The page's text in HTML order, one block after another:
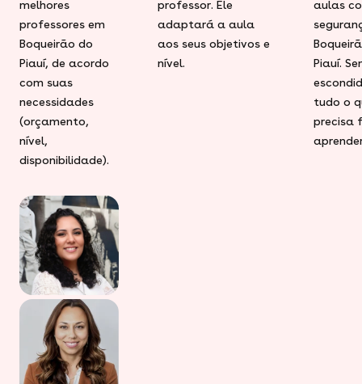
melhores
professores em
Boqueirão do
Piauí, de acordo
com suas
necessidades
(orçamento,
nível,
disponibilidade).
professor. Ele
adaptará a aula
aos seus objetivos e
nível.
aulas
Piauí.
tudo o
precisa